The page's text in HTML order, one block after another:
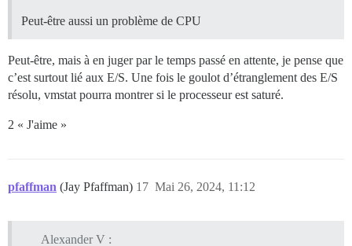
Peut-être aussi un problème de CPU
Peut-être, mais à en juger par le temps passé en attente, je pense que
c’est surtout lié aux E/S. Une fois le goulot d’étranglement des E/S
résolu, vmstat pourra montrer si le processeur est saturé.
2 « J'aime »
pfaffman (Jay Pfaffman) Mai 26, 2024, 11:12
17
Alexander V :